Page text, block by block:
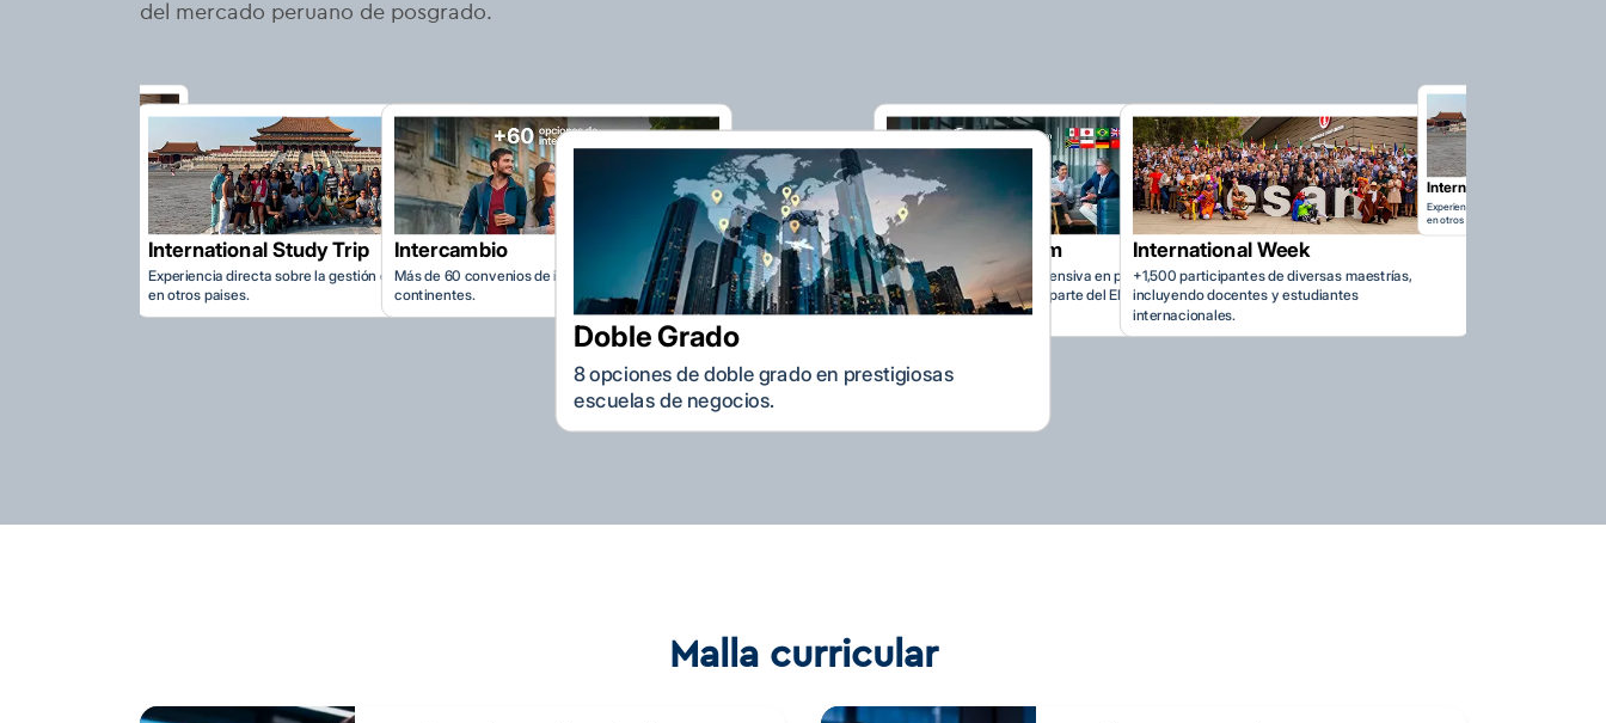
del mercado peruano de posgrado.
directa sobre la gestión de negocios
Intercambio
Más de 60 convenios de intercambio en cuatro
continentes.
Doble Grado
8 opciones de doble grado en prestigiosas
escuelas de negocios.
EMBA Consortium
Acceso a una semana intensiva en prestigiosas
instituciones que forman parte del EMBA
Consortium.
International Week
+1,500 participantes de diversas maestrías,
incluyendo docentes y estudiantes
internacionales.
International Study Trip
Experiencia directa sobre la gestión de negocios
en otros países.
Intercambio
Más de 60 convenios de intercambio
continentes.
Malla curricular